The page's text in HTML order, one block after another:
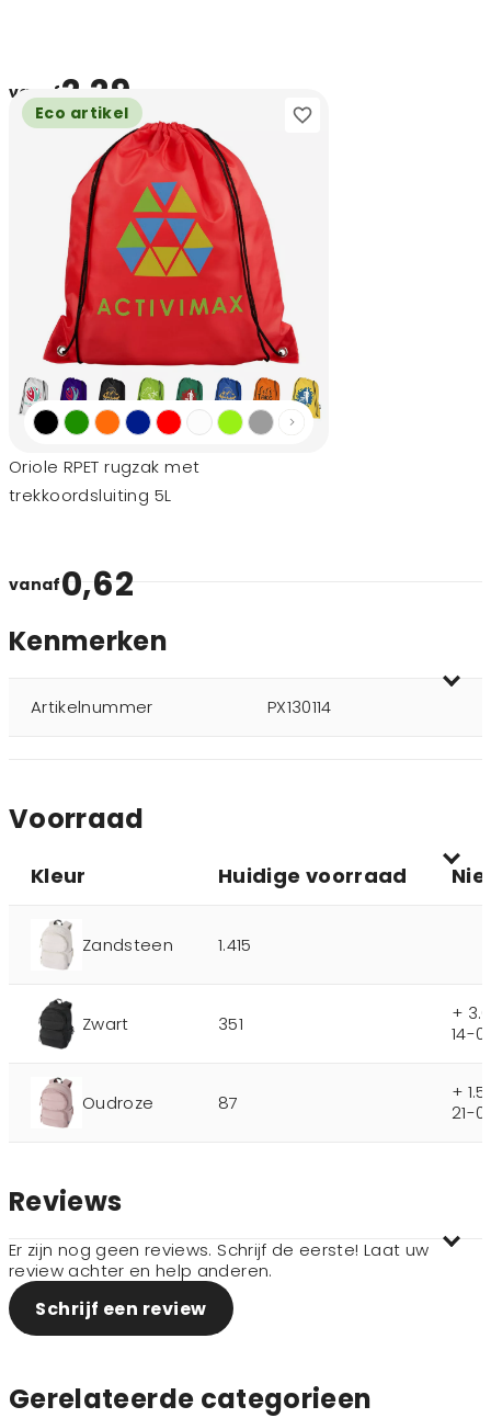
vanaf2,29
Eco artikel
Oriole RPET rugzak met
trekkoordsluiting 5L
vanaf0,62
Kenmerken
Artikelnummer PX130114
Voorraad
Kleur Huidige voorraad
Zandsteen 1.415
Zwart 351
+
14-
Oudroze 87
+
21-
Reviews
Er zijn nog geen reviews. Schrijf de eerste! Laat uw
review achter en help anderen.
Schrijf een review
Gerelateerde categorieen